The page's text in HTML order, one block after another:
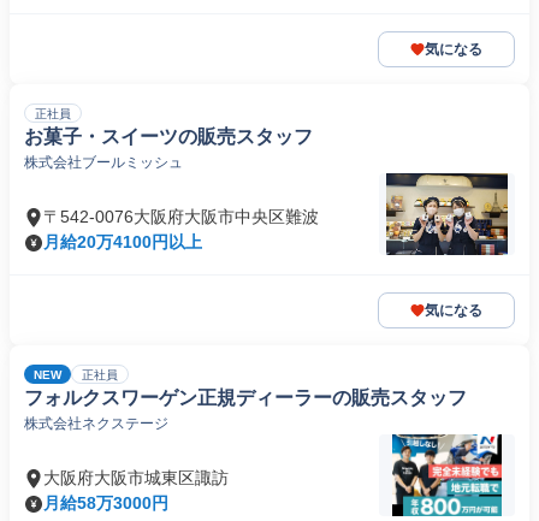
気になる
正社員
お菓子・スイーツの販売スタッフ
株式会社ブールミッシュ
〒542-0076大阪府大阪市中央区難波
月給20万4100円以上
気になる
NEW 正社員
フォルクスワーゲン正規ディーラーの販売スタッフ
株式会社ネクステージ
大阪府大阪市城東区諏訪
月給58万3000円